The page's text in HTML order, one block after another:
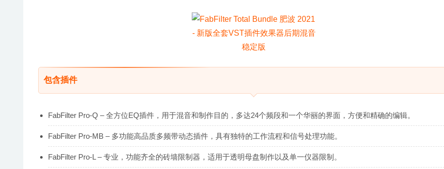
包含插件
FabFilter Pro-Q – 全方位EQ插件，用于混音和制作目的，多达24个频段和一个华丽的界面，方便和精确的编辑。
FabFilter Pro-MB – 多功能高品质多频带动态插件，具有独特的工作流程和信号处理功能。
FabFilter Pro-L – 专业，功能齐全的砖墙限制器，适用于透明母盘制作以及单一仪器限制。